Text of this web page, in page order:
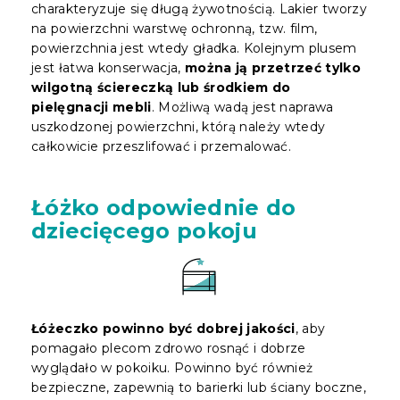
charakteryzuje się długą żywotnością. Lakier tworzy
na powierzchni warstwę ochronną, tzw. film,
powierzchnia jest wtedy gładka. Kolejnym plusem
jest łatwa konserwacja, można ją przetrzeć tylko
wilgotną ściereczką lub środkiem do
pielęgnacji mebli. Możliwą wadą jest naprawa
uszkodzonej powierzchni, którą należy wtedy
całkowicie przeszlifować i przemalować.
Łóżko odpowiednie do
dziecięcego pokoju
Łóżeczko powinno być dobrej jakości, aby
pomagało plecom zdrowo rosnąć i dobrze
wyglądało w pokoiku. Powinno być również
bezpieczne, zapewnią to barierki lub ściany boczne,